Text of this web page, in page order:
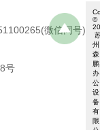
微信同号)
号
©
州
森
鹏
办
公
设
备
有
限